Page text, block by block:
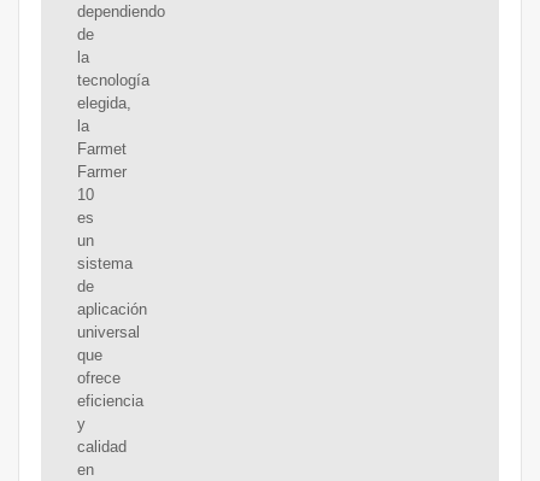
dependiendo
de
la
tecnología
elegida,
la
Farmet
Farmer
10
es
un
sistema
de
aplicación
universal
que
ofrece
eficiencia
y
calidad
en